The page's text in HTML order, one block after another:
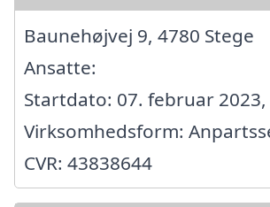
Baunehøjvej 9, 4780 Stege
Ansatte:
Startdato: 07. februar 2023,
Virksomhedsform:
CVR: 43838644